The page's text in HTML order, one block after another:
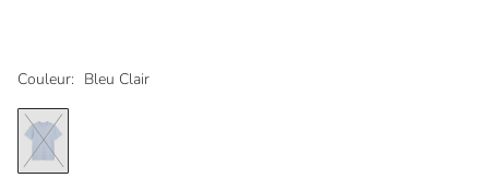
Couleur: Bleu Clair